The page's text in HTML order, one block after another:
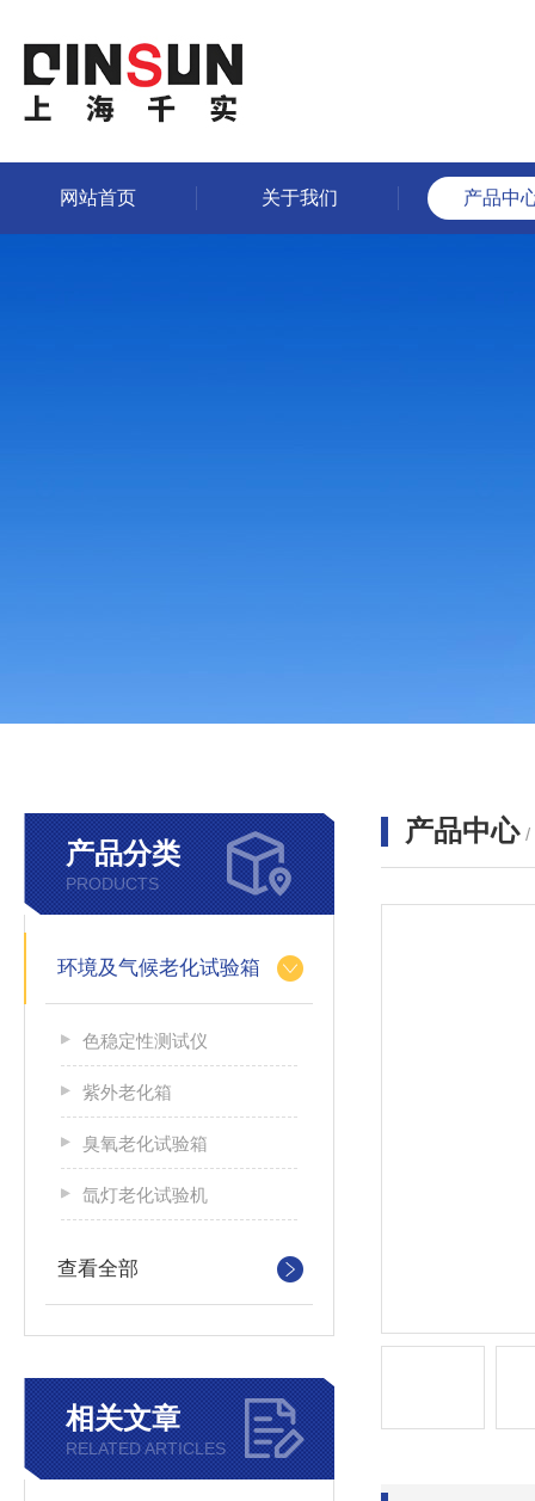
网站首页 关于我们 产品中
产品分类
PRODUCTS
环境及气候老化试验箱
色稳定性测试仪
紫外老化箱
臭氧老化试验箱
氙灯老化试验机
查看全部
相关文章
RELATED ARTICLES
产品中心 /